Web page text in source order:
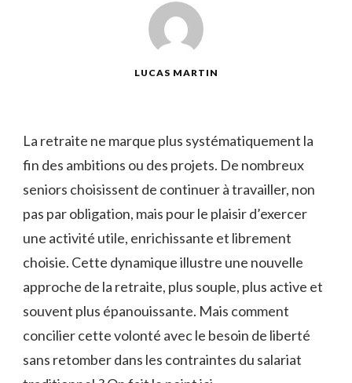
LUCAS MARTIN
La retraite ne marque plus systématiquement la
fin des ambitions ou des projets. De nombreux
seniors choisissent de continuer à travailler, non
pas par obligation, mais pour le plaisir d’exercer
une activité utile, enrichissante et librement
choisie. Cette dynamique illustre une nouvelle
approche de la retraite, plus souple, plus active et
souvent plus épanouissante. Mais comment
concilier cette volonté avec le besoin de liberté
sans retomber dans les contraintes du salariat